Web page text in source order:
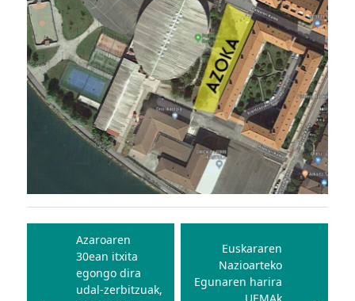
Bidalketetan
zehar
nabigatu
Azaroaren
30ean itxita
egongo dira
udal-zerbitzuak,
Euskararen
Nazioarteko
Egunaren harira